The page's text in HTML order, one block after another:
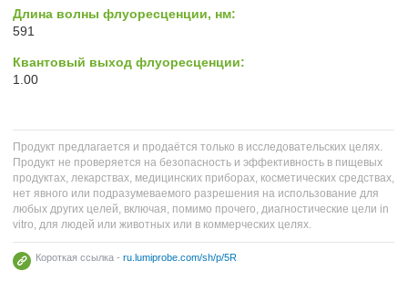
Длина волны флуоресценции, нм:
591
Квантовый выход флуоресценции:
1.00
Продукт предлагается и продаётся только в исследовательских целях.
Продукт не проверяется на безопасность и эффективность в пищевых
продуктах, лекарствах, медицинских приборах, косметических средствах,
нет явного или подразумеваемого разрешения на использование для
любых других целей, включая, помимо прочего, диагностические цели in
vitro, для людей или животных или в коммерческих целях.
Короткая ссылка - ru.lumiprobe.com/sh/p/5R